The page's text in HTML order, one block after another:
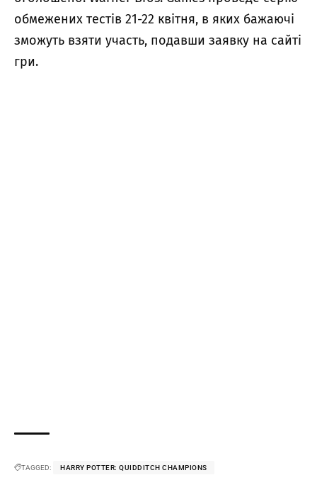
обмежених тестів 21-22 квітня, в яких бажаючі
зможуть взяти участь, подавши заявку на сайті
гри.
TAGGED: HARRY POTTER: QUIDDITCH CHAMPIONS